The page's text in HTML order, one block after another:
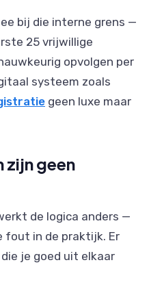
bij die interne grens —
25 vrijwillige
opvolgen per
systeem zoals
geen luxe maar
zijn geen
de logica anders —
fout in de praktijk. Er
je goed uit elkaar